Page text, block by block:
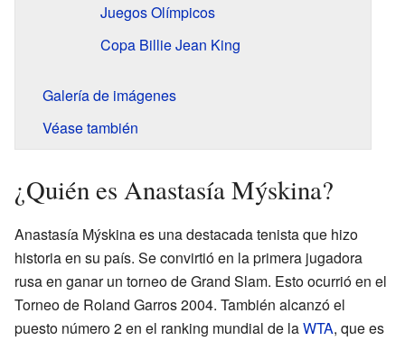
Juegos Olímpicos
Copa Billie Jean King
Galería de imágenes
Véase también
¿Quién es Anastasía Mýskina?
Anastasía Mýskina es una destacada tenista que hizo
historia en su país. Se convirtió en la primera jugadora
rusa en ganar un torneo de Grand Slam. Esto ocurrió en el
Torneo de Roland Garros 2004. También alcanzó el
puesto número 2 en el ranking mundial de laWTA, que es